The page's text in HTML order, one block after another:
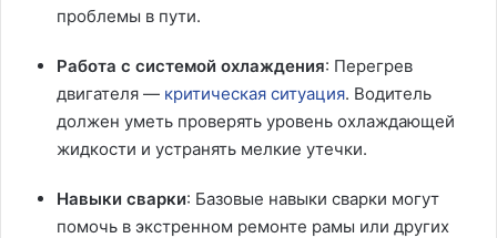
проблемы в пути.
Работа с системой охлаждения: Перегрев
двигателя — критическая ситуация. Водитель
должен уметь проверять уровень охлаждающей
жидкости и устранять мелкие утечки.
Навыки сварки: Базовые навыки сварки могут
помочь в экстренном ремонте рамы или других